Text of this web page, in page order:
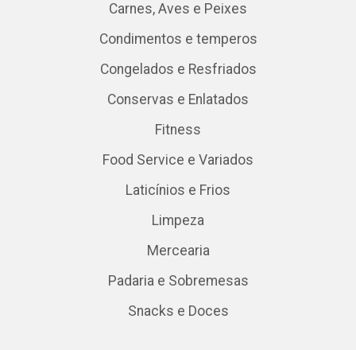
Carnes, Aves e Peixes
Condimentos e temperos
Congelados e Resfriados
Conservas e Enlatados
Fitness
Food Service e Variados
Laticínios e Frios
Limpeza
Mercearia
Padaria e Sobremesas
Snacks e Doces